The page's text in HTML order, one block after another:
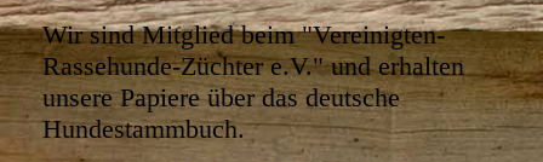
Wir sind Mitglied beim "Vereinigten-
Rassehunde-Züchter e.V." und erhalten
unsere Papiere über das deutsche
Hundestammbuch.